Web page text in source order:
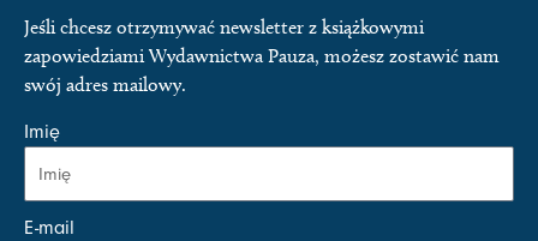
Jeśli chcesz otrzymywać newsletter z książkowymi
zapowiedziami Wydawnictwa Pauza, możesz zostawić nam
swój adres mailowy.
Imię
E-mail